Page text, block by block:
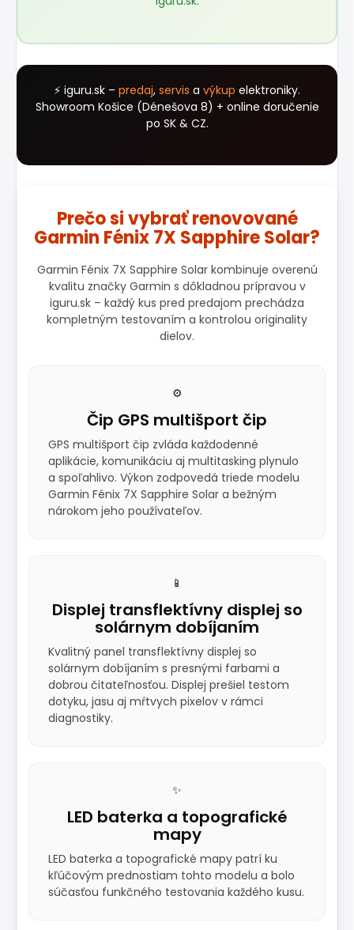
⚡ iguru.sk – predaj, servis a výkup elektroniky.
Showroom Košice (Dénešova 8) + online doručenie
po SK & CZ.
Prečo si vybrať renovované
Garmin Fénix 7X Sapphire Solar?
Garmin Fénix 7X Sapphire Solar kombinuje overenú
kvalitu značky Garmin s dôkladnou prípravou v
iguru.sk – každý kus pred predajom prechádza
kompletným testovaním a kontrolou originality
dielov.
⚙️
Čip GPS multišport čip
GPS multišport čip zvláda každodenné
aplikácie, komunikáciu aj multitasking plynulo
a spoľahlivo. Výkon zodpovedá triede modelu
Garmin Fénix 7X Sapphire Solar a bežným
nárokom jeho používateľov.
📱
Displej transflektívny displej so
solárnym dobíjaním
Kvalitný panel transflektívny displej so
solárnym dobíjaním s presnými farbami a
dobrou čitateľnosťou. Displej prešiel testom
dotyku, jasu aj mŕtvych pixelov v rámci
diagnostiky.
✨
LED baterka a topografické
mapy
LED baterka a topografické mapy patrí ku
kľúčovým prednostiam tohto modelu a bolo
súčasťou funkčného testovania každého kusu.